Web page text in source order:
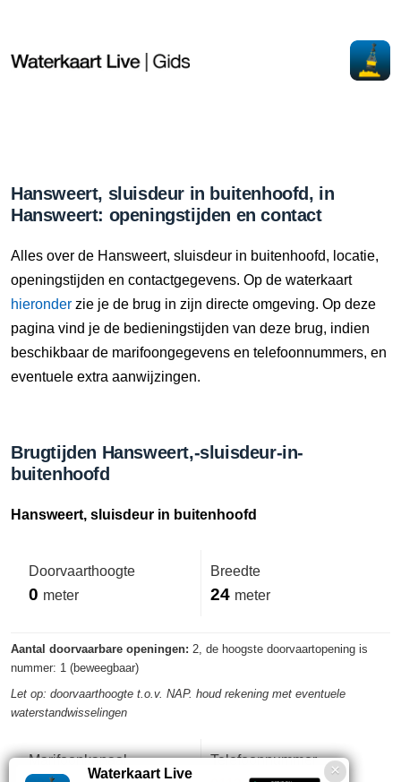
Hansweert, sluisdeur in buitenhoofd, in
Hansweert: openingstijden en contact
Alles over de Hansweert, sluisdeur in buitenhoofd, locatie,
openingstijden en contactgegevens. Op de waterkaart
hieronder zie je de brug in zijn directe omgeving. Op deze
pagina vind je de bedieningstijden van deze brug, indien
beschikbaar de marifoongegevens en telefoonnummers, en
eventuele extra aanwijzingen.
Brugtijden Hansweert,-sluisdeur-in-
buitenhoofd
Hansweert, sluisdeur in buitenhoofd
Doorvaarthoogte
0 meter
Breedte
24 meter
Aantal doorvaarbare openingen: 2, de hoogste doorvaartopening is
nummer: 1 (beweegbaar)
Let op: doorvaarthoogte t.o.v. NAP. houd rekening met eventuele
waterstandwisselingen
Marifoonkanaal
Telefoonnummer
Waterkaart Live